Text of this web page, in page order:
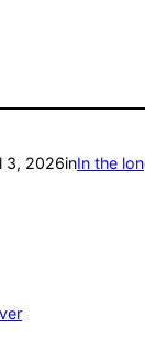
3, 2026inIn the